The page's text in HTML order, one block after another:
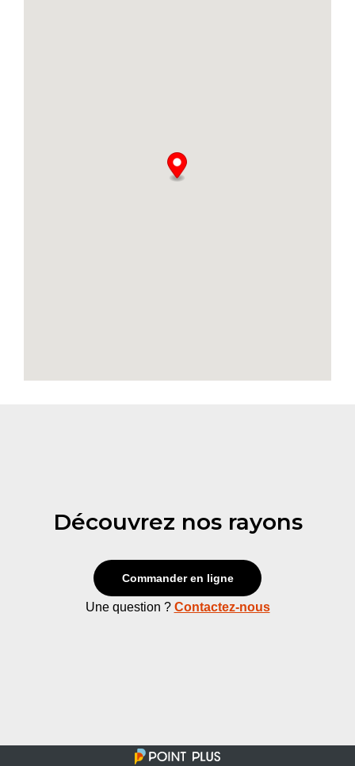
Découvrez nos rayons
Commander en ligne
Une question ? Contactez-nous